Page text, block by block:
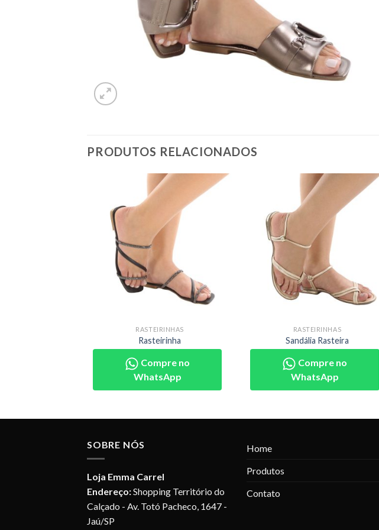
PRODUTOS RELACIONADOS
RASTEIRINHAS
Rasteirinha
Compre no
WhatsApp
RASTEIRINHAS
Sandália Rasteira
Compre no
WhatsApp
SOBRE NÓS
Loja Emma Carrel
Endereço:Shopping Território do
Calçado - Av. Totó Pacheco, 1647 -
Jaú/SP
Home
Produtos
Contato